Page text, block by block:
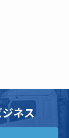
ネス